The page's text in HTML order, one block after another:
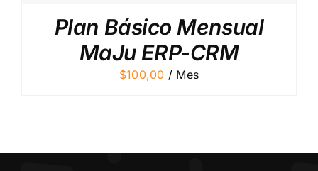
Plan Básico Mensual
MaJu ERP-CRM
$100,00 / Mes